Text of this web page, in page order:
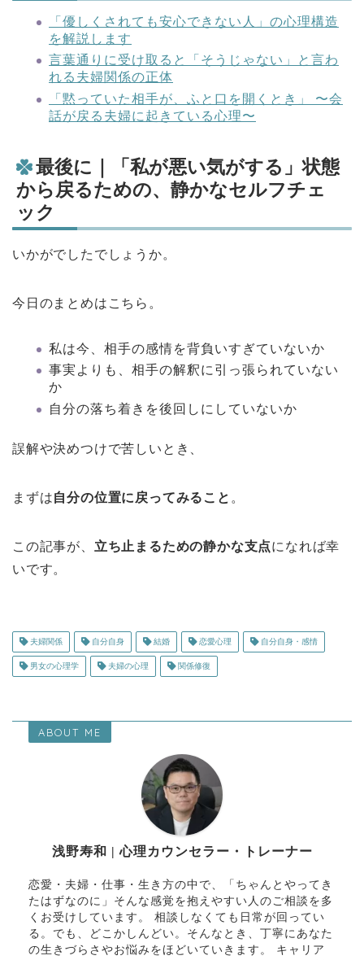
「優しくされても安心できない人」の心理構造
を解説します
言葉通りに受け取ると「そうじゃない」と言わ
れる夫婦関係の正体
「黙っていた相手が、ふと口を開くとき」 〜会
話が戻る夫婦に起きている心理〜
最後に｜「私が悪い気がする」状態
から戻るための、静かなセルフチェ
ック
いかがでしたでしょうか。
今日のまとめはこちら。
私は今、相手の感情を背負いすぎていないか
事実よりも、相手の解釈に引っ張られていない
か
自分の落ち着きを後回しにしていないか
誤解や決めつけで苦しいとき、
まずは自分の位置に戻ってみること 。
この記事が、 立ち止まるための静かな支点になれば幸
いです。
夫婦関係 自分自身 結婚 恋愛心理 自分自身・感情
男女の心理学 夫婦の心理 関係修復
ABOUT ME
浅野寿和 | 心理カウンセラー・トレーナー
恋愛・夫婦・仕事・生き方の中で、「ちゃんとやってき
たはずなのに」そんな感覚を抱えやすい人のご相談を多
くお受けしています。 相談しなくても日常が回ってい
る。でも、どこかしんどい。そんなとき、丁寧にあなた
の生きづらさやお悩みをほどいていきます。 キャリア